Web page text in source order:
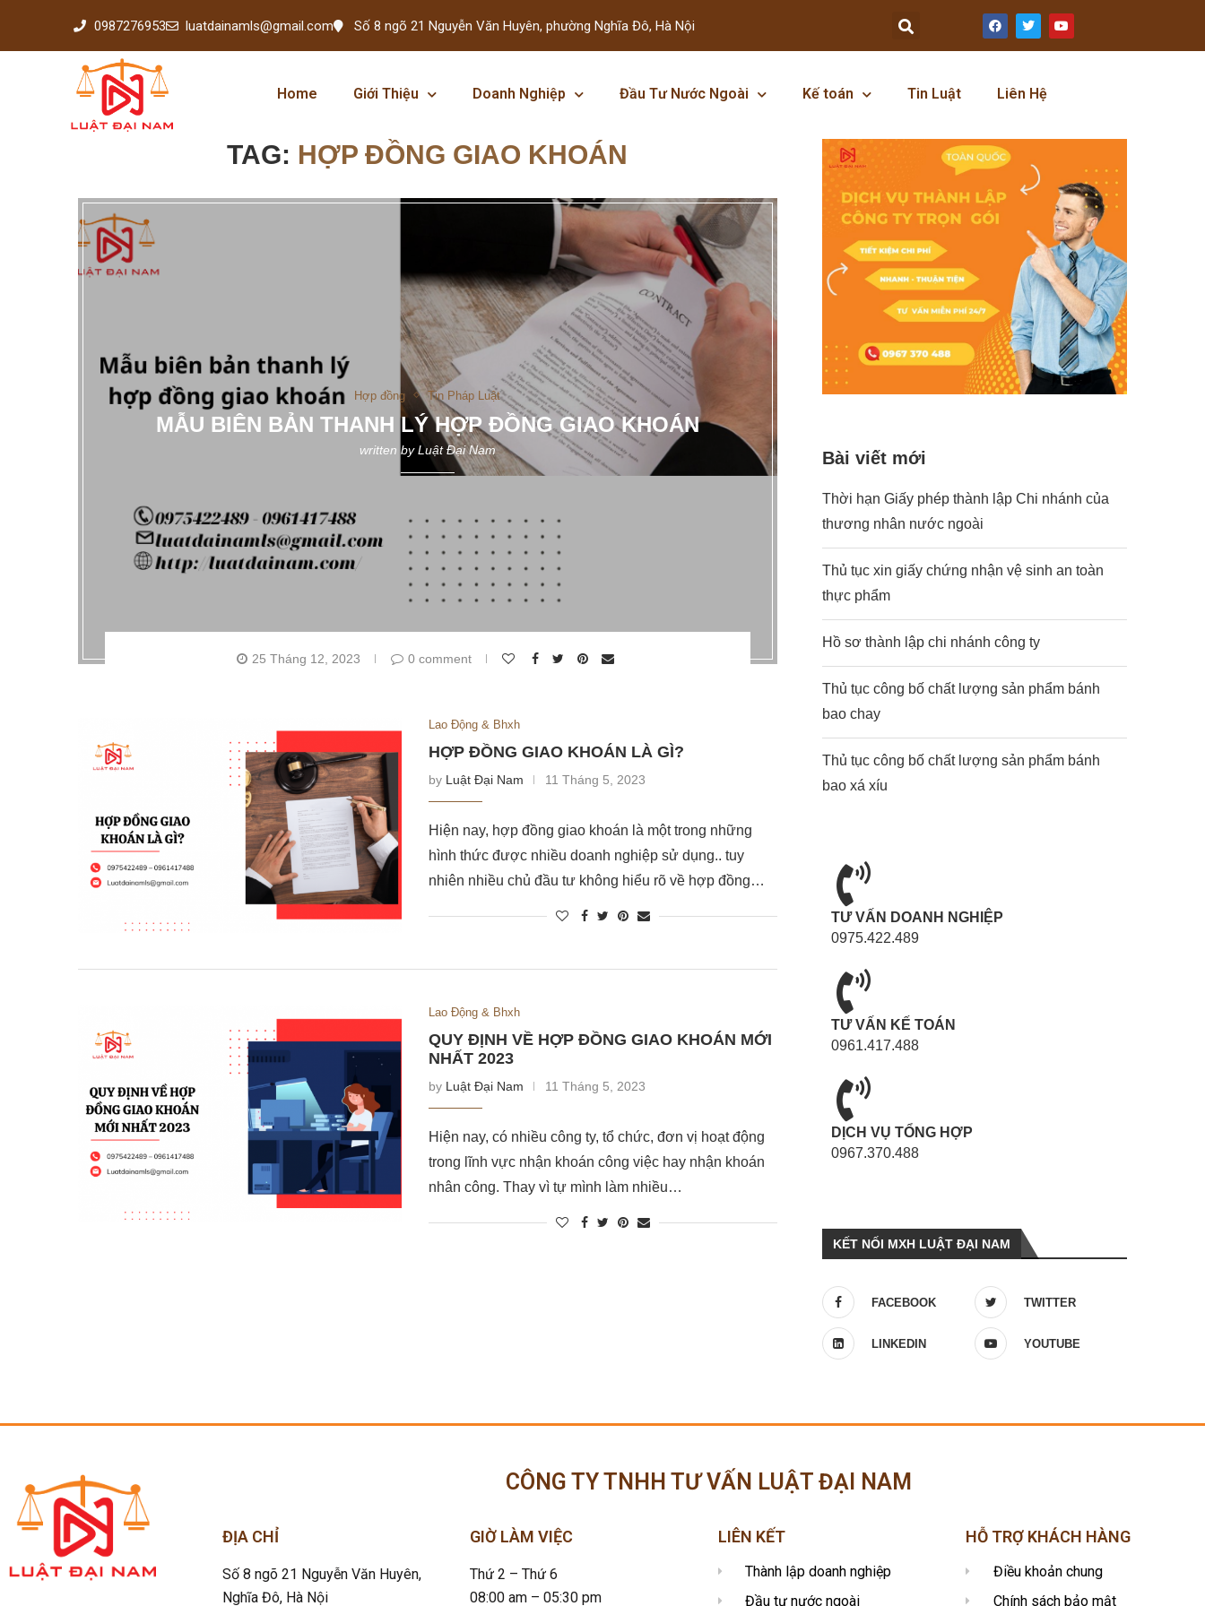
0987276953 luatdainamls@gmail.com Số 8 ngõ 21 Nguyễn Văn Huyên, phường Nghĩa Đô, Hà Nội
Home Giới Thiệu Doanh Nghiệp Đầu Tư Nước Ngoài Kế toán Tin Luật Liên Hệ
TAG: HỢP ĐỒNG GIAO KHOÁN
Hợp đồng Tin Pháp Luật
MẪU BIÊN BẢN THANH LÝ HỢP ĐỒNG GIAO KHOÁN
written byLuật Đại Nam
25 Tháng 12, 2023 0 comment
Lao Động & Bhxh
HỢP ĐỒNG GIAO KHOÁN LÀ GÌ?
by Luật Đại Nam 11 Tháng 5, 2023
Hiện nay, hợp đồng giao khoán là một trong những
hình thức được nhiều doanh nghiệp sử dụng.. tuy
nhiên nhiều chủ đầu tư không hiểu rõ về hợp đồng…
Lao Động & Bhxh
QUY ĐỊNH VỀ HỢP ĐỒNG GIAO KHOÁN MỚI
NHẤT 2023
by Luật Đại Nam 11 Tháng 5, 2023
Hiện nay, có nhiều công ty, tổ chức, đơn vị hoạt động
trong lĩnh vực nhận khoán công việc hay nhận khoán
nhân công. Thay vì tự mình làm nhiều…
Bài viết mới
Thời hạn Giấy phép thành lập Chi nhánh của
thương nhân nước ngoài
Thủ tục xin giấy chứng nhận vệ sinh an toàn
thực phẩm
Hồ sơ thành lập chi nhánh công ty
Thủ tục công bố chất lượng sản phẩm bánh
bao chay
Thủ tục công bố chất lượng sản phẩm bánh
bao xá xíu
TƯ VẤN DOANH NGHIỆP
0975.422.489
TƯ VẤN KẾ TOÁN
0961.417.488
DỊCH VỤ TỔNG HỢP
0967.370.488
KẾT NỐI MXH LUẬT ĐẠI NAM
FACEBOOK TWITTER
LINKEDIN YOUTUBE
CÔNG TY TNHH TƯ VẤN LUẬT ĐẠI NAM
ĐỊA CHỈ
Số 8 ngõ 21 Nguyễn Văn Huyên,
Nghĩa Đô, Hà Nội
GIỜ LÀM VIỆC
Thứ 2 – Thứ 6
08:00 am – 05:30 pm
LIÊN KẾT
Thành lập doanh nghiệp
Đầu tư nước ngoài
HỖ TRỢ KHÁCH HÀNG
Điều khoản chung
Chính sách bảo mật